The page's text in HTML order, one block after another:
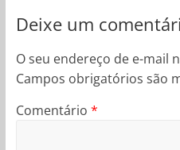
Deixe um
O seu endereço de e-mail
Campos obrigatórios são
Comentário *